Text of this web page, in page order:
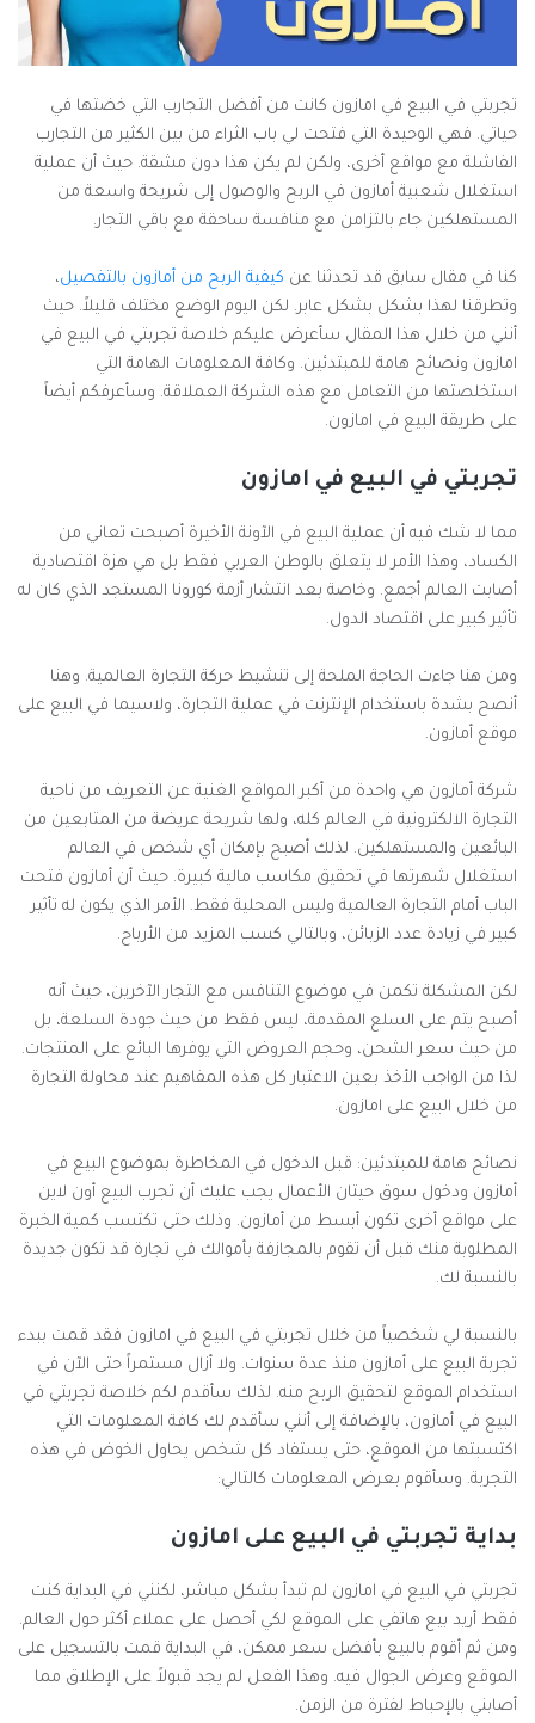
تجربتي في البيع في امازون كانت من أفضل التجارب التي خضتها في
حياتي. فهي الوحيدة التي فتحت لي باب الثراء من بين الكثير من التجارب
الفاشلة مع مواقع أخرى، ولكن لم يكن هذا دون مشقة. حيث أن عملية
استغلال شعبية أمازون في الربح والوصول إلى شريحة واسعة من
المستهلكين جاء بالتزامن مع منافسة ساحقة مع باقي التجار.
كنا في مقال سابق قد تحدثنا عن كيفية الربح من أمازون بالتفصيل،
وتطرقنا لهذا بشكل بشكل عابر. لكن اليوم الوضع مختلف قليلاً. حيث
أنني من خلال هذا المقال سأعرض عليكم خلاصة تجربتي في البيع في
امازون ونصائح هامة للمبتدئين. وكافة المعلومات الهامة التي
استخلصتها من التعامل مع هذه الشركة العملاقة. وسأعرفكم أيضاً
على طريقة البيع في امازون.
تجربتي في البيع في امازون
مما لا شك فيه أن عملية البيع في الآونة الأخيرة أصبحت تعاني من
الكساد، وهذا الأمر لا يتعلق بالوطن العربي فقط بل هي هزة اقتصادية
أصابت العالم أجمع. وخاصة بعد انتشار أزمة كورونا المستجد الذي كان له
تأثير كبير على اقتصاد الدول.
ومن هنا جاءت الحاجة الملحة إلى تنشيط حركة التجارة العالمية. وهنا
أنصح بشدة باستخدام الإنترنت في عملية التجارة، ولاسيما في البيع على
موقع أمازون.
شركة أمازون هي واحدة من أكبر المواقع الغنية عن التعريف من ناحية
التجارة الالكترونية في العالم كله، ولها شريحة عريضة من المتابعين من
البائعين والمستهلكين. لذلك أصبح بإمكان أي شخص في العالم
استغلال شهرتها في تحقيق مكاسب مالية كبيرة. حيث أن أمازون فتحت
الباب أمام التجارة العالمية وليس المحلية فقط. الأمر الذي يكون له تأثير
كبير في زيادة عدد الزبائن، وبالتالي كسب المزيد من الأرباح.
لكن المشكلة تكمن في موضوع التنافس مع التجار الآخرين، حيث أنه
أصبح يتم على السلع المقدمة، ليس فقط من حيث جودة السلعة، بل
من حيث سعر الشحن، وحجم العروض التي يوفرها البائع على المنتجات.
لذا من الواجب الأخذ بعين الاعتبار كل هذه المفاهيم عند محاولة التجارة
من خلال البيع على امازون.
نصائح هامة للمبتدئين: قبل الدخول في المخاطرة بموضوع البيع في
أمازون ودخول سوق حيتان الأعمال يجب عليك أن تجرب البيع أون لاين
على مواقع أخرى تكون أبسط من أمازون. وذلك حتى تكتسب كمية الخبرة
المطلوبة منك قبل أن تقوم بالمجازفة بأموالك في تجارة قد تكون جديدة
بالنسبة لك.
بالنسبة لي شخصياً من خلال تجربتي في البيع في امازون فقد قمت ببدء
تجربة البيع على أمازون منذ عدة سنوات. ولا أزال مستمراً حتى الآن في
استخدام الموقع لتحقيق الربح منه. لذلك سأقدم لكم خلاصة تجربتي في
البيع في أمازون، بالإضافة إلى أنني سأقدم لك كافة المعلومات التي
اكتسبتها من الموقع، حتى يستفاد كل شخص يحاول الخوض في هذه
التجربة. وسأقوم بعرض المعلومات كالتالي:
بداية تجربتي في البيع على امازون
تجربتي في البيع في امازون لم تبدأ بشكل مباشر، لكنني في البداية كنت
فقط أريد بيع هاتفي على الموقع لكي أحصل على عملاء أكثر حول العالم.
ومن ثم أقوم بالبيع بأفضل سعر ممكن، في البداية قمت بالتسجيل على
الموقع وعرض الجوال فيه. وهذا الفعل لم يجد قبولاً على الإطلاق مما
أصابني بالإحباط لفترة من الزمن.